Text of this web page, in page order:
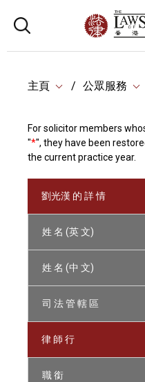
主頁 公眾服務
For solicitor members
"*", they have been
the current practice year.
劉光漢 的 詳 情
姓 名 (英 文)
姓 名 (中 文)
司 法 管 轄 區
律 師 行
職 銜